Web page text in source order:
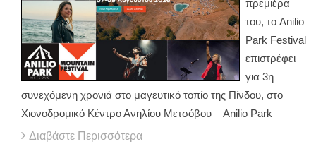
πρεμιέρα
του, το Anilio
Park Festival
επιστρέφει
για 3η
συνεχόμενη χρονιά στο μαγευτικό τοπίο της Πίνδου, στο
Χιονοδρομικό Κέντρο Ανηλίου Μετσόβου – Anilio Park
Διαβάστε Περισσότερα